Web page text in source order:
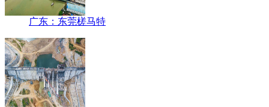
广东：东莞槎马特